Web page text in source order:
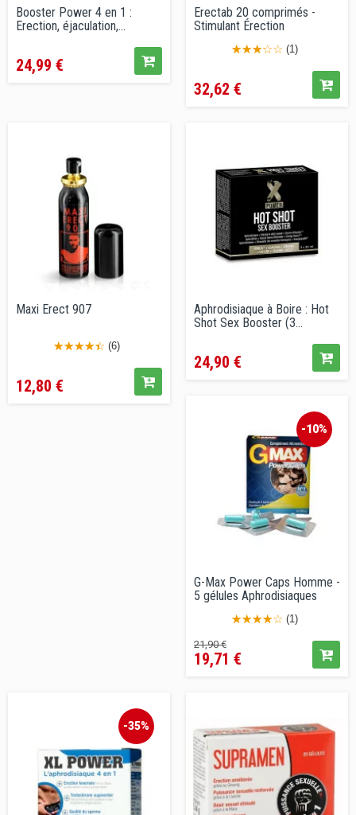
Booster Power 4 en 1 :
Erection, éjaculation,...
24,99 €
Erectab 20 comprimés -
Stimulant Érection
(1)
32,62 €
Maxi Erect 907
(6)
12,80 €
Aphrodisiaque à Boire : Hot
Shot Sex Booster (3...
24,90 €
-10%
G-Max Power Caps Homme -
5 gélules Aphrodisiaques
(1)
Prix
de
21,90 €Prix
19,71 €
-35%